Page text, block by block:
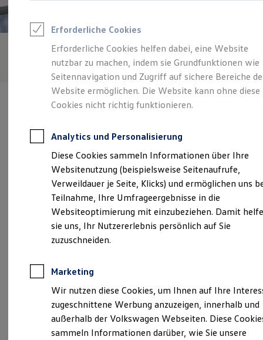
Leasing
Leasing-Angebote
Gebrauchtwagen Leasing
Junge Gebrauchtwagen-Leasing
Elektroauto Leasing
Kleinwagen-Leasing
Leasing ohne Anzahlung
Finanzierung
Kfz-Versicherung
Restschuldversicherungen
Garantien
Wartungsverträge
Geschäftskunden
Professional Class bei Volkswagen
Großkunden
Behörden
Direktkunden
Sonderfahrzeuge
Anpfiff zum Gewinn
Elektroautos
ID. Tutorials
Elektrofahrzeugkonzepte
Reichweite
Reichweite der ID. Modelle
Reichweite im Winter
Verantwortlich für die Inhalte auf dieser Seite ist die Autohaus
Spranger GmbH (Impressum & Rechtliches)
Bayernweg 22, 08371 Glauchau
mario.spranger@autohaus-spranger.de
Montag
Sonntag
Geschlossen
Erforderliche Cookies
Erforderliche Cookies helfen dabei, eine Website
nutzbar zu machen, indem sie Grundfunktionen wie
Seitennavigation und Zugriff auf sichere Bereiche
Website ermöglichen. Die Website kann ohne diese
Cookies nicht richtig funktionieren.
Analytics und Personalisierung
Diese Cookies sammeln Informationen über Ihre
Websitenutzung (beispielsweise Seitenaufrufe,
Verweildauer je Seite, Klicks) und ermöglichen uns
Teilnahme, Ihre Umfrageergebnisse in die
Websiteoptimierung mit einzubeziehen. Damit
sie uns, Ihr Nutzererlebnis persönlich auf Sie
zuzuschneiden.
Marketing
Wir nutzen diese Cookies, um Ihnen auf Ihre
zugeschnittene Werbung anzuzeigen, innerhalb und
außerhalb der Volkswagen Webseiten. Diese
sammeln Informationen darüber, wie Sie unsere